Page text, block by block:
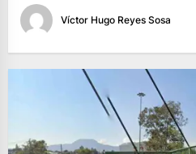
Víctor Hugo Reyes Sosa